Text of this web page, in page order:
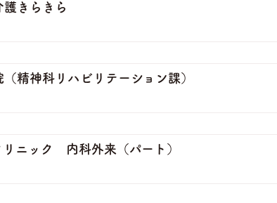
護きらきら
精神科リハビリテーション課）
ニック 内科外来（パート）